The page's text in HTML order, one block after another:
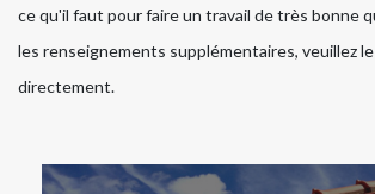
ce qu'il faut pour faire un travail de très bonne
les renseignements supplémentaires, veuillez
directement.